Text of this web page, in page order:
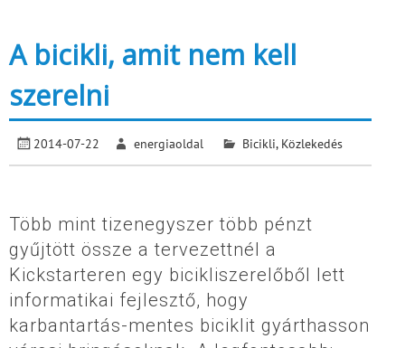
A bicikli, amit nem kell
szerelni
2014-07-22 energiaoldal Bicikli, Közlekedés
Több mint tizenegyszer több pénzt
gyűjtött össze a tervezettnél a
Kickstarteren egy bicikliszerelőből lett
informatikai fejlesztő, hogy
karbantartás-mentes biciklit gyárthasson